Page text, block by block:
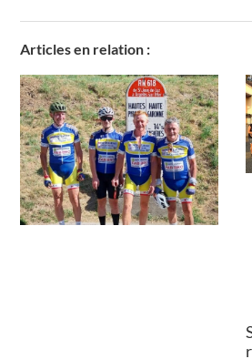
Articles en relation :